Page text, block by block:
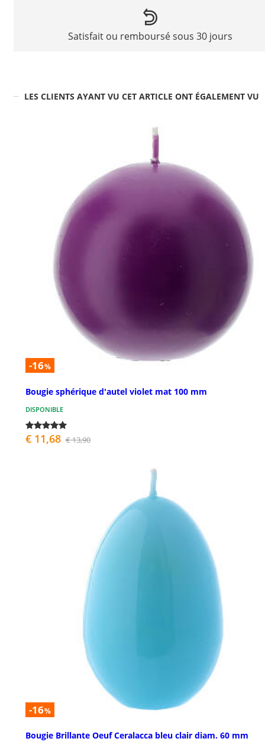
Satisfait ou remboursé sous 30 jours
LES CLIENTS AYANT VU CET ARTICLE ONT ÉGALEMENT VU
-16%
Bougie sphérique d'autel violet mat 100 mm
DISPONIBLE
€ 11,68 € 13,90
-16%
Bougie Brillante Oeuf Ceralacca bleu clair diam. 60 mm